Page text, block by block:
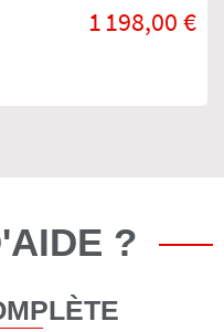
1 198,00 €
?